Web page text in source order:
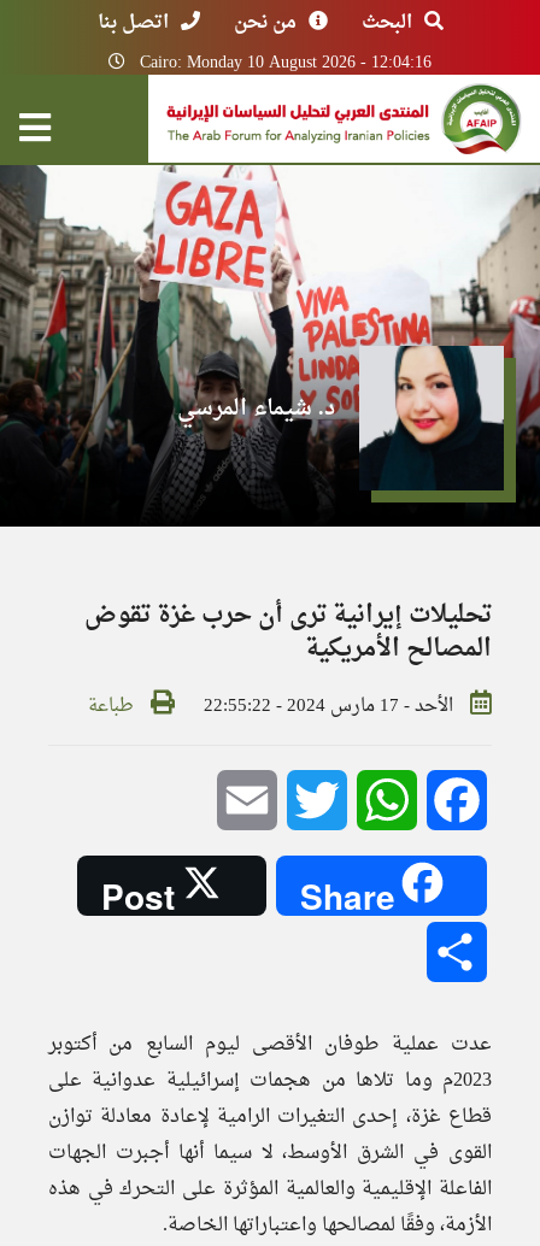
البحث من نحن اتصل بنا
Cairo: Monday 10 August 2026 - 12:04:16
د. شيماء المرسي
تحليلات إيرانية ترى أن حرب غزة تقوض
المصالح الأمريكية
الأحد - 17 مارس 2024 - 22:55:22 طباعة
Facebook
WhatsApp
Twitter
Share
Post
عدت عملية طوفان الأقصى ليوم السابع من أكتوبر
2023م وما تلاها من هجمات إسرائيلية عدوانية على
قطاع غزة، إحدى التغيرات الرامية لإعادة معادلة توازن
القوى في الشرق الأوسط، لا سيما أنها أجبرت الجهات
الفاعلة الإقليمية والعالمية المؤثرة على التحرك في هذه
الأزمة، وفقًا لمصالحها واعتباراتها الخاصة.